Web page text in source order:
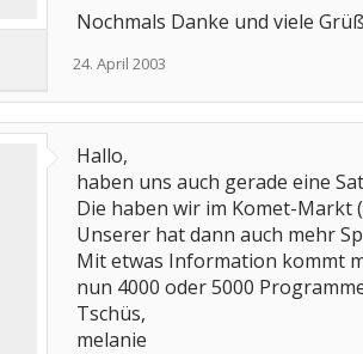
Nochmals Danke und viele
24. April 2003
Hallo,
haben uns auch gerade eine
Die haben wir im Komet-Markt
Unserer hat dann auch mehr
Mit etwas Information kommt
nun 4000 oder 5000
Tschüs,
melanie